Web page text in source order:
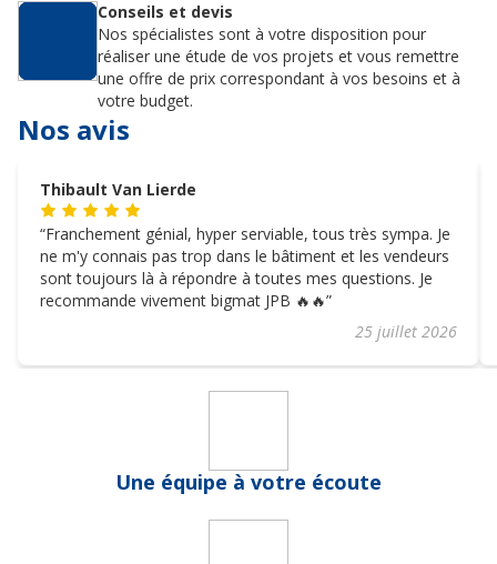
Conseils et devis
Nos spécialistes sont à votre disposition pour
réaliser une étude de vos projets et vous remettre
une offre de prix correspondant à vos besoins et à
votre budget.
Nos avis
Thibault Van Lierde
25 juillet 2026
Franchement génial, hyper serviable, tous très sympa. Je
ne m'y connais pas trop dans le bâtiment et les vendeurs
sont toujours là à répondre à toutes mes questions. Je
recommande vivement bigmat JPB 🔥🔥
Une équipe à votre écoute